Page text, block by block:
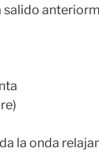
salido
la onda